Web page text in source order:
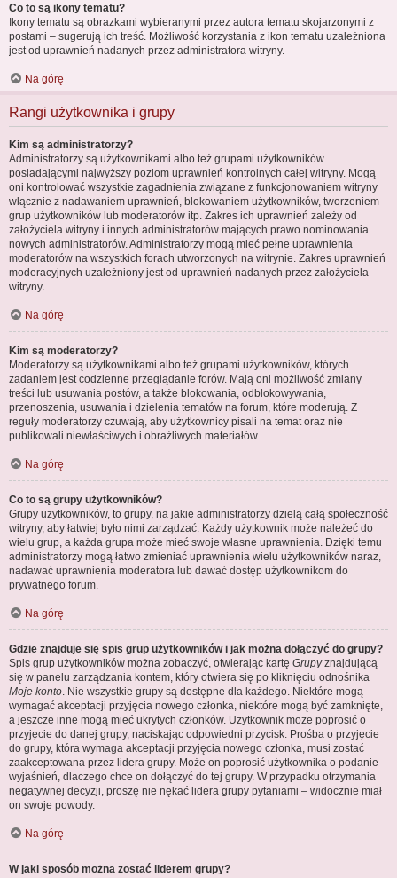
Co to są ikony tematu?
Ikony tematu są obrazkami wybieranymi przez autora tematu skojarzonymi z
postami – sugerują ich treść. Możliwość korzystania z ikon tematu uzależniona
jest od uprawnień nadanych przez administratora witryny.
Na górę
Rangi użytkownika i grupy
Kim są administratorzy?
Administratorzy są użytkownikami albo też grupami użytkowników
posiadającymi najwyższy poziom uprawnień kontrolnych całej witryny. Mogą
oni kontrolować wszystkie zagadnienia związane z funkcjonowaniem witryny
włącznie z nadawaniem uprawnień, blokowaniem użytkowników, tworzeniem
grup użytkowników lub moderatorów itp. Zakres ich uprawnień zależy od
założyciela witryny i innych administratorów mających prawo nominowania
nowych administratorów. Administratorzy mogą mieć pełne uprawnienia
moderatorów na wszystkich forach utworzonych na witrynie. Zakres uprawnień
moderacyjnych uzależniony jest od uprawnień nadanych przez założyciela
witryny.
Na górę
Kim są moderatorzy?
Moderatorzy są użytkownikami albo też grupami użytkowników, których
zadaniem jest codzienne przeglądanie forów. Mają oni możliwość zmiany
treści lub usuwania postów, a także blokowania, odblokowywania,
przenoszenia, usuwania i dzielenia tematów na forum, które moderują. Z
reguły moderatorzy czuwają, aby użytkownicy pisali na temat oraz nie
publikowali niewłaściwych i obraźliwych materiałów.
Na górę
Co to są grupy użytkowników?
Grupy użytkowników, to grupy, na jakie administratorzy dzielą całą społeczność
witryny, aby łatwiej było nimi zarządzać. Każdy użytkownik może należeć do
wielu grup, a każda grupa może mieć swoje własne uprawnienia. Dzięki temu
administratorzy mogą łatwo zmieniać uprawnienia wielu użytkowników naraz,
nadawać uprawnienia moderatora lub dawać dostęp użytkownikom do
prywatnego forum.
Na górę
Gdzie znajduje się spis grup użytkowników i jak można dołączyć do grupy?
Spis grup użytkowników można zobaczyć, otwierając kartę Grupyznajdującą
się w panelu zarządzania kontem, który otwiera się po kliknięciu odnośnika
Moje konto . Nie wszystkie grupy są dostępne dla każdego. Niektóre mogą
wymagać akceptacji przyjęcia nowego członka, niektóre mogą być zamknięte,
a jeszcze inne mogą mieć ukrytych członków. Użytkownik może poprosić o
przyjęcie do danej grupy, naciskając odpowiedni przycisk. Prośba o przyjęcie
do grupy, która wymaga akceptacji przyjęcia nowego członka, musi zostać
zaakceptowana przez lidera grupy. Może on poprosić użytkownika o podanie
wyjaśnień, dlaczego chce on dołączyć do tej grupy. W przypadku otrzymania
negatywnej decyzji, proszę nie nękać lidera grupy pytaniami – widocznie miał
on swoje powody.
Na górę
W jaki sposób można zostać liderem grupy?